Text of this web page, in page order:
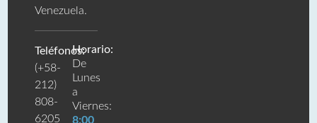
Venezuela.
Teléfonos:
(+58-
212)
808-
6205
Horario:
De
Lunes
a
Viernes:
8:00